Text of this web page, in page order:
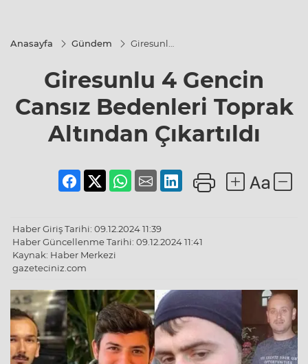
Anasayfa Gündem
Giresunlu
Bedenleri
Toprak
Altından
Çıkartıldı
Giresunlu 4 Gencin
Cansız Bedenleri Toprak
Altından Çıkartıldı
Haber Giriş Tarihi: 09.12.2024 11:39
Haber Güncellenme Tarihi: 09.12.2024 11:41
Kaynak: Haber Merkezi
gazeteciniz.com